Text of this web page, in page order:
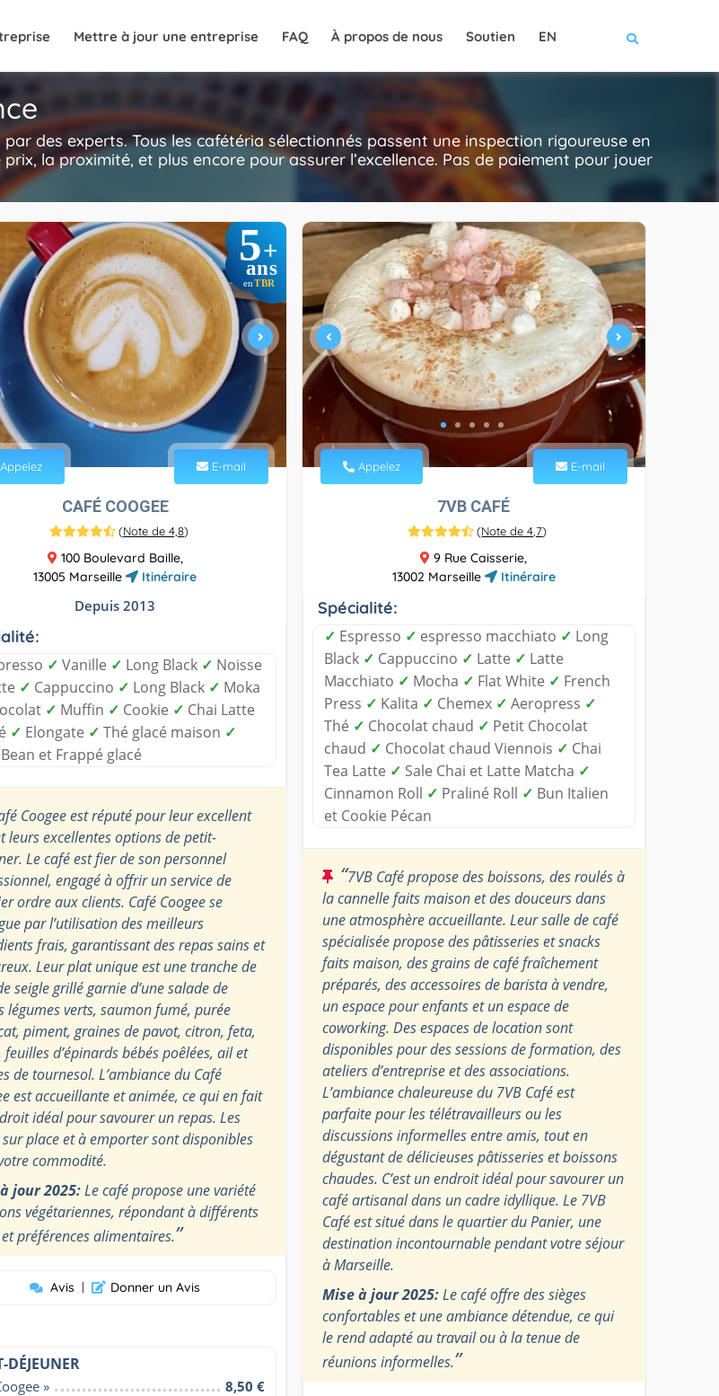
Mettre à jour une entreprise FAQ À propos de nous Soutien EN
des experts. Tous les cafétéria sélectionnés passent une inspection rigoureuse en
la proximité, et plus encore pour assurer l’excellence. Pas de paiement pour jouer
5+
ans
en TBR
E-mail
CAFÉ COOGEE
(Note de 4,8)
100 Boulevard Baille,
13005 Marseille
Itinéraire
Depuis 2013
✓ Vanille ✓ Long Black ✓ Noisse
✓ Cappuccino ✓ Long Black ✓ Moka
✓ Muffin ✓ Cookie ✓ Chai Latte
✓ Elongate ✓ Thé glacé maison ✓
et Frappé glacé
Coogee est réputé pour leur excellent
leurs excellentes options de petit-
Le café est fier de son personnel
engagé à offrir un service de
ordre aux clients. Café Coogee se
par l’utilisation des meilleurs
frais, garantissant des repas sains et
Leur plat unique est une tranche de
seigle grillé garnie d’une salade de
légumes verts, saumon fumé, purée
piment, graines de pavot, citron, feta,
feuilles d’épinards bébés poêlées, ail et
de tournesol. L’ambiance du Café
est accueillante et animée, ce qui en fait
idéal pour savourer un repas. Les
place et à emporter sont disponibles
commodité.
jour 2025:Le café propose une variété
végétariennes, répondant à différents
préférences alimentaires.”
Avis | Donner un Avis
DÉJEUNER
»
8,50 €
Appelez E-mail
7VB CAFÉ
(Note de 4,7)
9 Rue Caisserie,
13002 Marseille
Itinéraire
Spécialité:
✓ Espresso ✓ espresso macchiato ✓ Long
Black ✓ Cappuccino ✓ Latte ✓ Latte
Macchiato ✓ Mocha ✓ Flat White ✓ French
Press ✓ Kalita ✓ Chemex ✓ Aeropress ✓
Thé ✓ Chocolat chaud ✓ Petit Chocolat
chaud ✓ Chocolat chaud Viennois ✓ Chai
Tea Latte ✓ Sale Chai et Latte Matcha ✓
Cinnamon Roll ✓ Praliné Roll ✓ Bun Italien
et Cookie Pécan
“7VB Café propose des boissons, des roulés à
la cannelle faits maison et des douceurs dans
une atmosphère accueillante. Leur salle de café
spécialisée propose des pâtisseries et snacks
faits maison, des grains de café fraîchement
préparés, des accessoires de barista à vendre,
un espace pour enfants et un espace de
coworking. Des espaces de location sont
disponibles pour des sessions de formation, des
ateliers d’entreprise et des associations.
L’ambiance chaleureuse du 7VB Café est
parfaite pour les télétravailleurs ou les
discussions informelles entre amis, tout en
dégustant de délicieuses pâtisseries et boissons
chaudes. C’est un endroit idéal pour savourer un
café artisanal dans un cadre idyllique. Le 7VB
Café est situé dans le quartier du Panier, une
destination incontournable pendant votre séjour
à Marseille.
Mise à jour 2025:Le café offre des sièges
confortables et une ambiance détendue, ce qui
le rend adapté au travail ou à la tenue de
réunions informelles.”